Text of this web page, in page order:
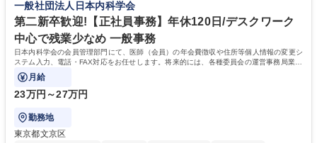
一般社団法人日本内科学会
第二新卒歓迎!【正社員事務】年休120日/デスクワーク
中心で残業少なめ 一般事務
日本内科学会の会員管理部門にて、医師（会員）の年会費徴収や住所等個人情報の変更シ
ステム入力、電話・FAX対応をお任せします。将来的には、各種委員会の運営事務局業務
などにも幅広く携わっていただきます。
月給
23万円～27万円
勤務地
東京都文京区